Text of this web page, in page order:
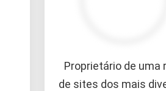
Proprietário de uma
de sites dos mais